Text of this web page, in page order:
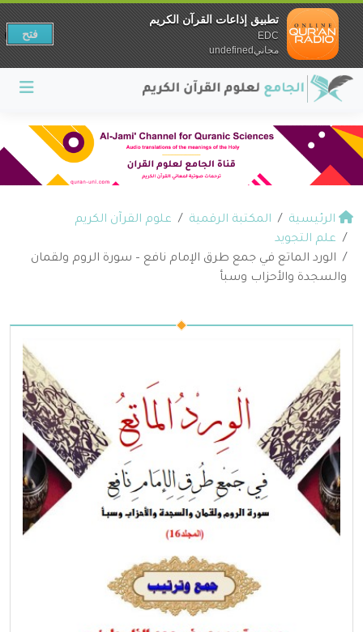
الرئيسية المكتبة الرقمية
علوم القرآن الكريم
علم التجويد
الورد الماتع في جمع طرق الإمام نافع – سورة الروم ولقمان
والسجدة والأحزاب وسبأ
تطبيق إذاعات القرآن الكريم
EDC
مجانيundefined
فتح